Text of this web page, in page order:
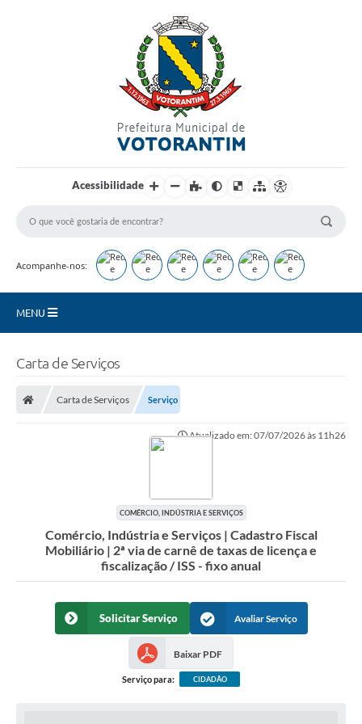
Acessibilidade
Acompanhe-nos:
MENU
Perguntas e Respostas Frequentes
Selo Verde
Empreendedor
Pesquisa Dificuldades no Licenciamento de Empresas
Carta de Serviços
Carta de Serviços Serviço
Atualizado em: 07/07/2026 às 11h26
COMÉRCIO, INDÚSTRIA E SERVIÇOS
Comércio, Indústria e Serviços | Cadastro Fiscal
Mobiliário | 2ª via de carnê de taxas de licença e
fiscalização / ISS - fixo anual
Solicitar Serviço Avaliar Serviço
Baixar PDF
Serviço para: CIDADÃO